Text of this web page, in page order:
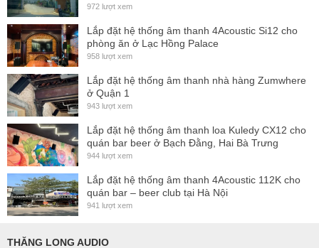
972 lượt xem
Lắp đặt hệ thống âm thanh 4Acoustic Si12 cho
phòng ăn ở Lạc Hồng Palace
958 lượt xem
Lắp đặt hệ thống âm thanh nhà hàng Zumwhere
ở Quận 1
943 lượt xem
Lắp đặt hệ thống âm thanh loa Kuledy CX12 cho
quán bar beer ở Bạch Đằng, Hai Bà Trưng
944 lượt xem
Lắp đặt hệ thống âm thanh 4Acoustic 112K cho
quán bar – beer club tại Hà Nội
941 lượt xem
THĂNG LONG AUDIO